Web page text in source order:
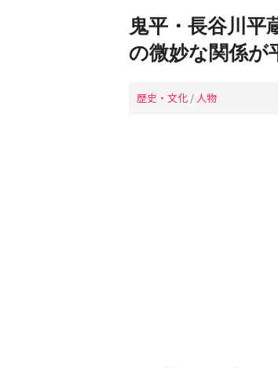
鬼平・長谷川平
の微妙な関係が
歴史・文化 / 人物